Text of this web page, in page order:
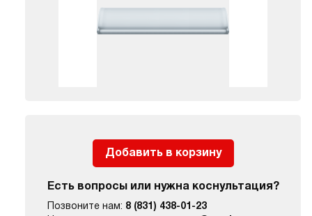
Добавить в корзину
Есть вопросы или нужна коснультация?
Позвоните нам: 8 (831) 438-01-23